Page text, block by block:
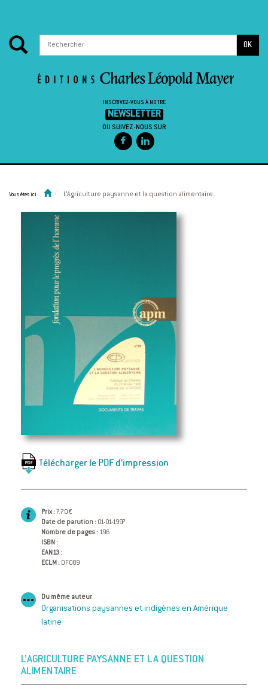
OK
INSCRIVEZ-VOUS À NOTRE
NEWSLETTER
OU SUIVEZ-NOUS SUR
Vous êtes ici: L’Agriculture paysanne et la question alimentaire
Télécharger le PDF d’impression
Prix : 7.70 €
Date de parution : 01-01-1997
Nombre de pages : 196
ISBN :
EAN13 :
ECLM : DF089
Du même auteur
Organisations paysannes et indigènes en Amérique
latine
L’AGRICULTURE PAYSANNE ET LA QUESTION
ALIMENTAIRE